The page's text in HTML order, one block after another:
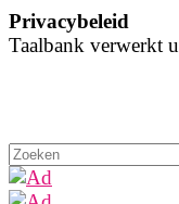
Privacybeleid
Taalbank verwerkt
Zoeken
naar: